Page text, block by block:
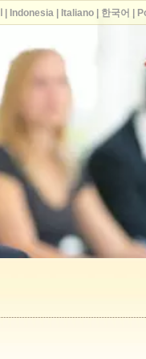
Indonesia| Italiano| 한국어